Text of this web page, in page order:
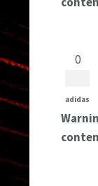
0
adidas